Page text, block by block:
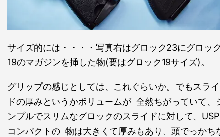
サイズ的には・・・・写真右はグロック23にグロッ
19のマガジンを挿した物(要はグロック19サイズ)。
グリップの感じとしては、これぐらいか。でもスライ
ドの厚みというかボリュームが 全然ちがっていて、
ンプルでスリムなグロックのスライドに対して、USP
コンパクトの 物は大きくて厚みもあり、頭でっかち